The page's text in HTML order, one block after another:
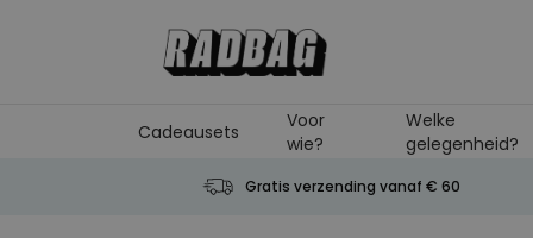
Cadeausets
Voor
wie?
Welke
gelegenheid?
Gratis verzending vanaf € 60